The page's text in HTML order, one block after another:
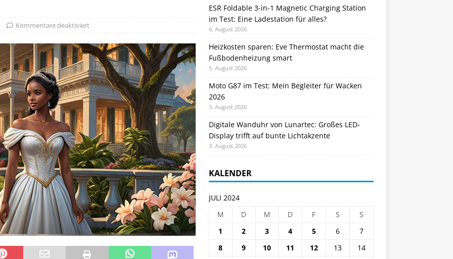
Kommentare deaktiviert
ESR Foldable 3-in-1 Magnetic Charging Station
im Test: Eine Ladestation für alles?
6. August 2026
Heizkosten sparen: Eve Thermostat macht die
Fußbodenheizung smart
5. August 2026
Moto G87 im Test: Mein Begleiter für Wacken
2026
3. August 2026
Digitale Wanduhr von Lunartec: Großes LED-
Display trifft auf bunte Lichtakzente
3. August 2026
KALENDER
JULI 2024
M
D M D F S
S
1
2 3 4 5 6
7
8
9 10 11 12 13
14